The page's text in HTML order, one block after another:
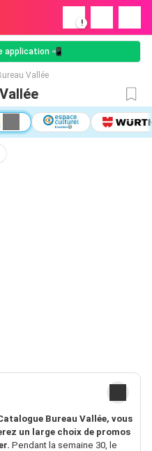
!
application 📲
Vallée
Bureau Vallée, vous
un large choix de promos
Pendant la semaine 30, le